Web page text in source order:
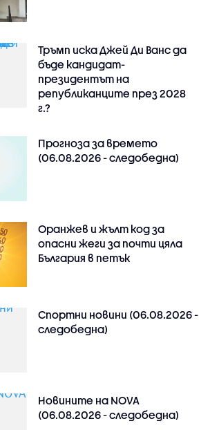
Тръмп иска Джей Ди Ванс да
бъде кандидат-
президентът на
републиканците през 2028
г.?
Прогноза за времето
(06.08.2026 - следобедна)
Оранжев и жълт код за
опасни жеги за почти цяла
България в петък
Спортни новини (06.08.2026 -
следобедна)
Новините на NOVA
(06.08.2026 - следобедна)